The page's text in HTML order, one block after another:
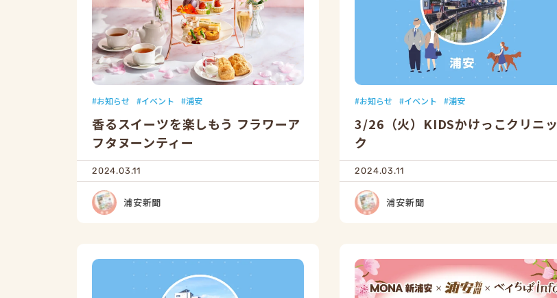
お知らせ イベント 浦安
香るスイーツを楽しもう フラワーア
フタヌーンティー
2024.03.11
浦安新聞
お知らせ イベント 浦安
3/26（火）KIDSかけっこクリニッ
ク
2024.03.11
浦安新聞